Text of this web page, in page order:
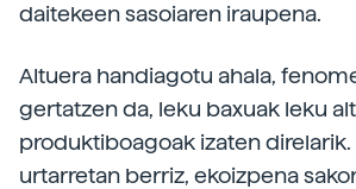
daitekeen sasoiaren iraupena.
AItuera handiagotu ahala,
gertatzen da, leku baxuak leku
produktiboagoak izaten
urtarretan berriz, ekoizpena